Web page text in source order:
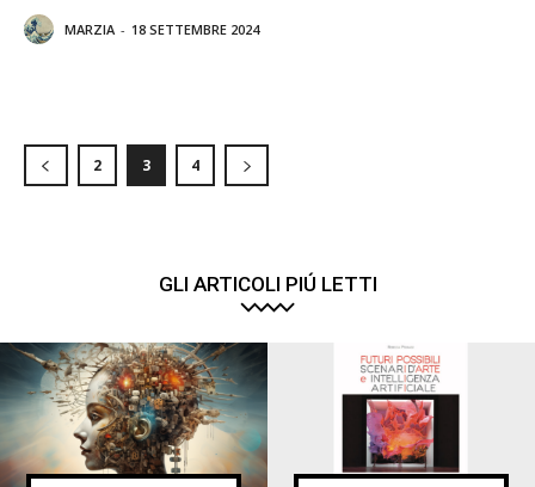
MARZIA - 18 SETTEMBRE 2024
2 3 4
GLI ARTICOLI PIÚ LETTI